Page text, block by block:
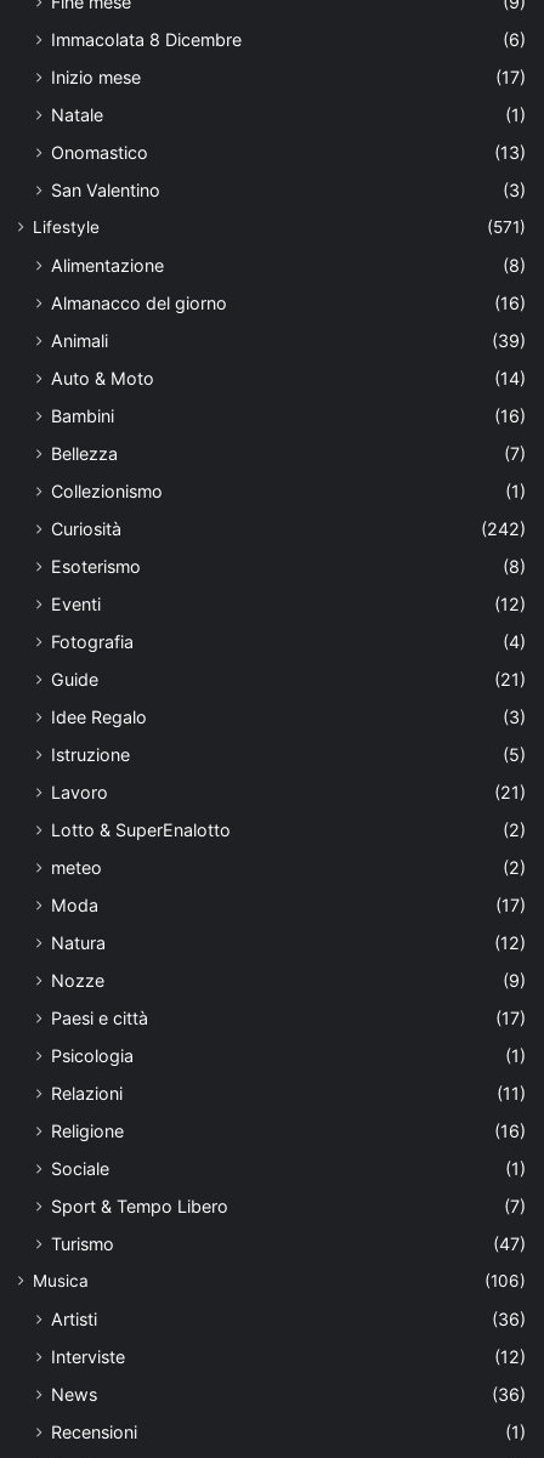
Immacolata 8 Dicembre
(6)
Inizio mese
(17)
Natale
(1)
Onomastico
(13)
San Valentino
(3)
Lifestyle (571)
Alimentazione
(8)
Almanacco del giorno
(16)
Animali
(39)
Auto & Moto
(14)
Bambini
(16)
Bellezza
(7)
Collezionismo
(1)
Curiosità
(242)
Esoterismo
(8)
Eventi
(12)
Fotografia
(4)
Guide
(21)
Idee Regalo
(3)
Istruzione
(5)
Lavoro
(21)
Lotto & SuperEnalotto
(2)
meteo
(2)
Moda
(17)
Natura
(12)
Nozze
(9)
Paesi e città
(17)
Psicologia
(1)
Relazioni
(11)
Religione
(16)
Sociale
(1)
Sport & Tempo Libero
(7)
Turismo
(47)
Musica (106)
Artisti
(36)
Interviste
(12)
News
(36)
Recensioni
(1)